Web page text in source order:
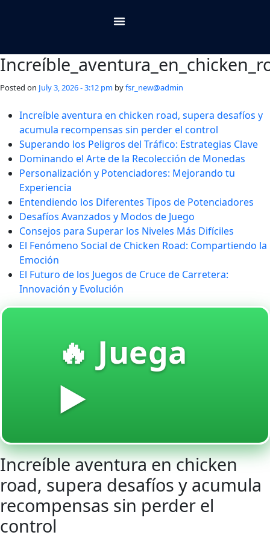
Posted on July 3, 2026 - 3:12 pm byfsr_new@admin
Increíble aventura en chicken road, supera desafíos y
acumula recompensas sin perder el control
Superando los Peligros del Tráfico: Estrategias Clave
Dominando el Arte de la Recolección de Monedas
Personalización y Potenciadores: Mejorando tu
Experiencia
Entendiendo los Diferentes Tipos de Potenciadores
Desafíos Avanzados y Modos de Juego
Consejos para Superar los Niveles Más Difíciles
El Fenómeno Social de Chicken Road: Compartiendo la
Emoción
El Futuro de los Juegos de Cruce de Carretera:
Innovación y Evolución
🔥 Juega
▶️
Increíble aventura en chicken
road, supera desafíos y acumula
recompensas sin perder el
control